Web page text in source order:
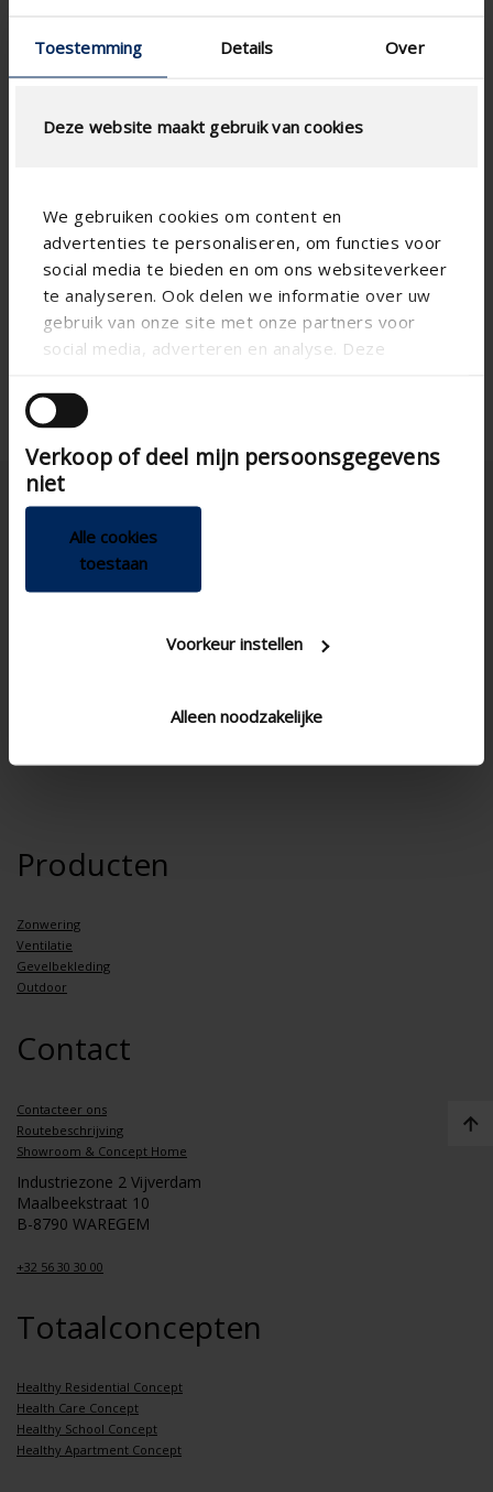
Toestemming Details Over
Deze website maakt gebruik van cookies
We gebruiken cookies om content en
advertenties te personaliseren, om functies voor
social media te bieden en om ons websiteverkeer
te analyseren. Ook delen we informatie over uw
gebruik van onze site met onze partners voor
social media, adverteren en analyse. Deze
andere informatie die u aan ze heeft verstrekt of
die ze hebben verzameld op basis van uw gebruik
van hun services.
Verkoop of deel mijn persoonsgegevens
niet
Alle cookies
toestaan
Voorkeur instellen
Alleen noodzakelijke
Producten
Zonwering
Ventilatie
Gevelbekleding
Outdoor
Contact
Contacteer ons
Routebeschrijving
Showroom & Concept Home
Industriezone 2 Vijverdam
Maalbeekstraat 10
B-8790 WAREGEM
+32 56 30 30 00
Totaalconcepten
Healthy Residential Concept
Health Care Concept
Healthy School Concept
Healthy Apartment Concept